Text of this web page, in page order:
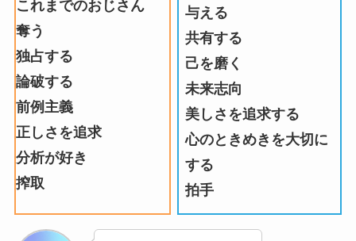
これまでのおじさん
奪う
独占する
論破する
前例主義
正しさを追求
分析が好き
搾取
与える
共有する
己を磨く
未来志向
美しさを追求する
心のときめきを大切に
する
拍手